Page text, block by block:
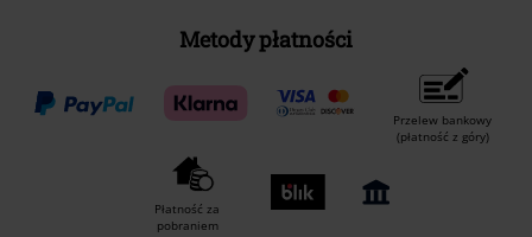
Metody płatności
Przelew bankowy
(płatność z góry)
Płatność za
pobraniem